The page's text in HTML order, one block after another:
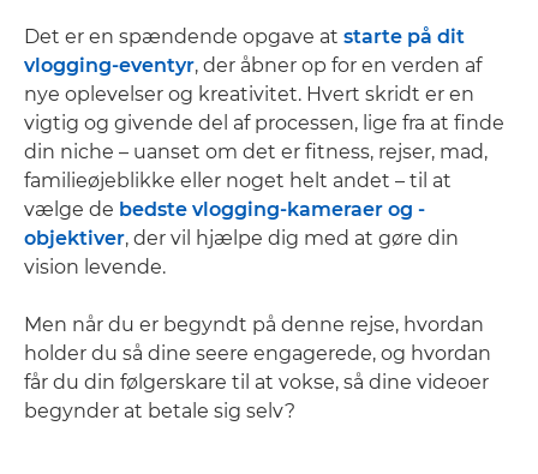
Det er en spændende opgave at starte på dit
vlogging-eventyr, der åbner op for en verden af
nye oplevelser og kreativitet. Hvert skridt er en
vigtig og givende del af processen, lige fra at finde
din niche – uanset om det er fitness, rejser, mad,
familieøjeblikke eller noget helt andet – til at
vælge de bedste vlogging-kameraer og -
objektiver, der vil hjælpe dig med at gøre din
vision levende.
Men når du er begyndt på denne rejse, hvordan
holder du så dine seere engagerede, og hvordan
får du din følgerskare til at vokse, så dine videoer
begynder at betale sig selv?